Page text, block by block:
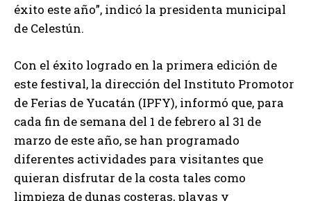
éxito este año”, indicó la presidenta municipal
de Celestún.
Con el éxito logrado en la primera edición de
este festival, la dirección del Instituto Promotor
de Ferias de Yucatán (IPFY), informó que, para
cada fin de semana del 1 de febrero al 31 de
marzo de este año, se han programado
diferentes actividades para visitantes que
quieran disfrutar de la costa tales como
limpieza de dunas costeras, playas y